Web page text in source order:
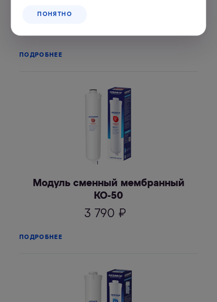
ПОДРОБНЕЕ
Модуль сменный мембранный
КО-50
3 790 ₽
ПОДРОБНЕЕ
ПОНЯТНО